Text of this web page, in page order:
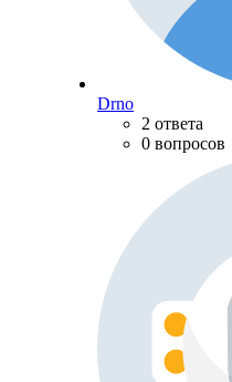
Drno
2 ответа
0 вопросов